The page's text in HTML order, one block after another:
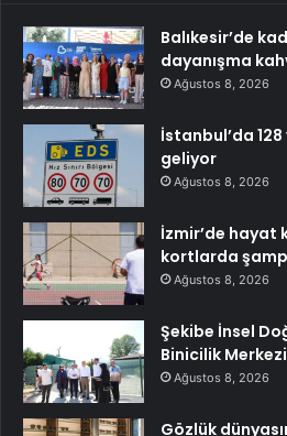
Balıkesir’de
dayanışma
Ağustos 8, 2026
İstanbul’da
geliyor
Ağustos 8, 2026
İzmir’de hayat
kortlarda
Ağustos 8, 2026
Şekibe İnsel
Binicilik
Ağustos 8, 2026
Gözlük